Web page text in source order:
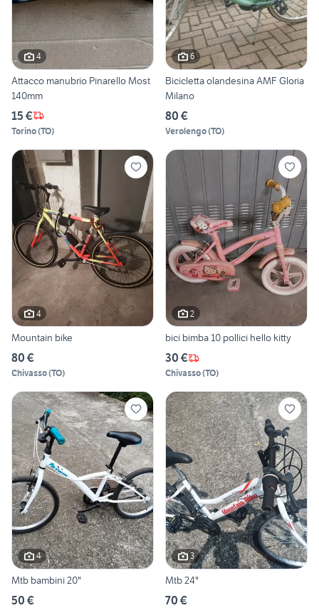
4
Attacco manubrio Pinarello Most
140mm
15 €
Torino(TO)
6
Bicicletta olandesina AMF Gloria
Milano
80 €
Verolengo(TO)
4
Mountain bike
80 €
Chivasso(TO)
2
bici bimba 10 pollici hello kitty
30 €
Chivasso(TO)
4
Mtb bambini 20"
50 €
3
Mtb 24"
70 €